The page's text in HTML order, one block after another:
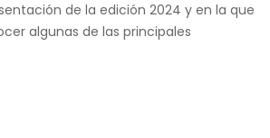
de la edición 2024 y en la que
algunas de las principales